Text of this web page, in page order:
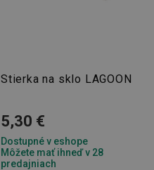
Stierka na sklo LAGOON
5,30 €
Dostupné v eshope
Môžete mať ihneď v 28
predajniach